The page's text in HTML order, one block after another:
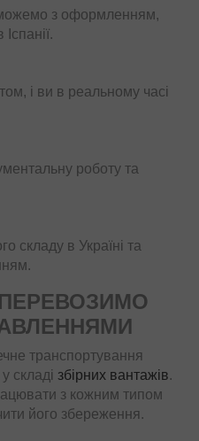
з оформленням,
і ви в реальному часі
роботу та
складу в Україні та
транспортування
складі збірних вантажів.
з кожним типом
його збереження.